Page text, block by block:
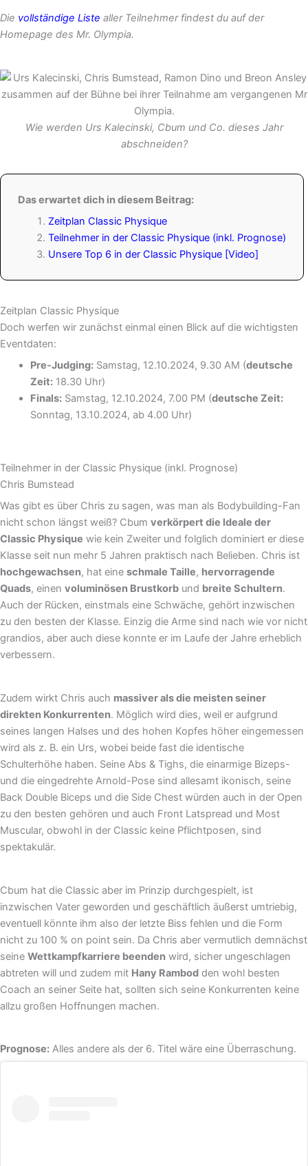
Die vollständige Liste aller Teilnehmer findest du auf der
Homepage des Mr. Olympia.
Wie werden Urs Kalecinski, Cbum und Co. dieses Jahr
abschneiden?
Das erwartet dich in diesem Beitrag:
Zeitplan Classic Physique
Teilnehmer in der Classic Physique (inkl. Prognose)
Unsere Top 6 in der Classic Physique [Video]
Zeitplan Classic Physique
Doch werfen wir zunächst einmal einen Blick auf die wichtigsten
Eventdaten:
Pre-Judging:Samstag, 12.10.2024, 9.30 AM (deutsche
Zeit:18.30 Uhr)
Finals:Samstag, 12.10.2024, 7.00 PM (deutsche Zeit:
Sonntag, 13.10.2024, ab 4.00 Uhr)
Teilnehmer in der Classic Physique (inkl. Prognose)
Chris Bumstead
Was gibt es über Chris zu sagen, was man als Bodybuilding-Fan
nicht schon längst weiß? Cbum verkörpert die Ideale der
Classic Physique wie kein Zweiter und folglich dominiert er diese
Klasse seit nun mehr 5 Jahren praktisch nach Belieben. Chris ist
hochgewachsen, hat eine schmale Taille, hervorragende
Quads, einen voluminösen Brustkorb und breite Schultern.
Auch der Rücken, einstmals eine Schwäche, gehört inzwischen
zu den besten der Klasse. Einzig die Arme sind nach wie vor nicht
grandios, aber auch diese konnte er im Laufe der Jahre erheblich
verbessern.
Zudem wirkt Chris auch massiver als die meisten seiner
direkten Konkurrenten. Möglich wird dies, weil er aufgrund
seines langen Halses und des hohen Kopfes höher eingemessen
wird als z. B. ein Urs, wobei beide fast die identische
Schulterhöhe haben. Seine Abs & Tighs, die einarmige Bizeps-
und die eingedrehte Arnold-Pose sind allesamt ikonisch, seine
Back Double Biceps und die Side Chest würden auch in der Open
zu den besten gehören und auch Front Latspread und Most
Muscular, obwohl in der Classic keine Pflichtposen, sind
spektakulär.
Cbum hat die Classic aber im Prinzip durchgespielt, ist
inzwischen Vater geworden und geschäftlich äußerst umtriebig,
eventuell könnte ihm also der letzte Biss fehlen und die Form
nicht zu 100 % on point sein. Da Chris aber vermutlich demnächst
seine Wettkampfkarriere beenden wird, sicher ungeschlagen
abtreten will und zudem mit Hany Rambod den wohl besten
Coach an seiner Seite hat, sollten sich seine Konkurrenten keine
allzu großen Hoffnungen machen.
Prognose: Alles andere als der 6. Titel wäre eine Überraschung.